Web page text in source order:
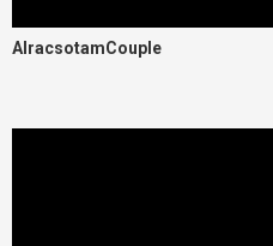
AlracsotamCouple